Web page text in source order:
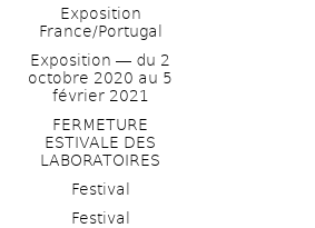
Exposition
France/Portugal
Exposition ― du 2
octobre 2020 au 5
février 2021
FERMETURE
ESTIVALE DES
LABORATOIRES
Festival
Festival